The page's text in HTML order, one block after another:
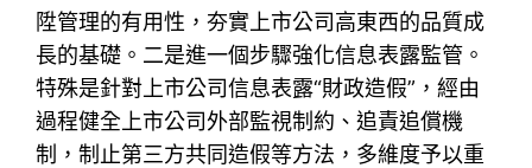
陞管理的有用性，夯實上市公司高東西的品質成
長的基礎。二是進一個步驟強化信息表露監管。
特殊是針對上市公司信息表露“財政造假”，經由
過程健全上市公司外部監視制約、追責追償機
制，制止第三方共同造假等方法，多維度予以重